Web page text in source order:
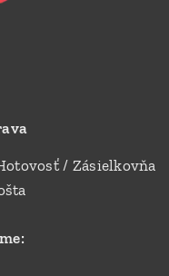
/ Zásielkovňa